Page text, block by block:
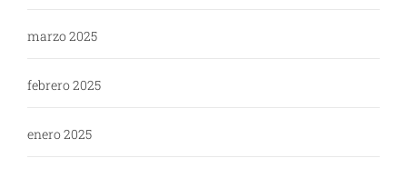
marzo 2025
febrero 2025
enero 2025